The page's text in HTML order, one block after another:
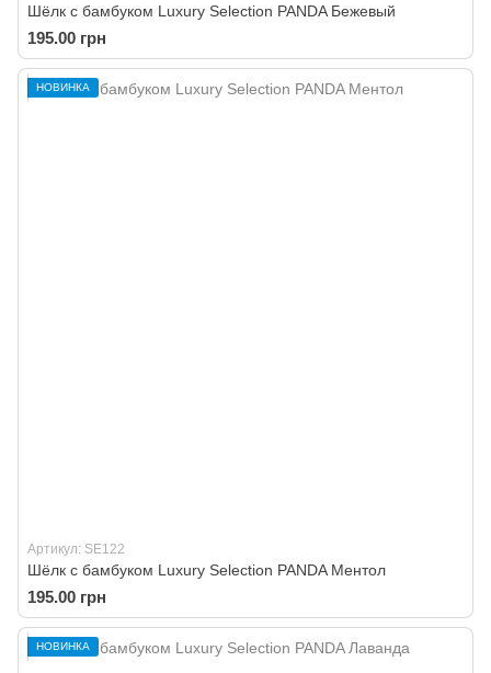
Шёлк с бамбуком Luxury Selection PANDA Бежевый
195.00 грн
НОВИНКА
Артикул: SE122
Шёлк с бамбуком Luxury Selection PANDA Ментол
195.00 грн
НОВИНКА